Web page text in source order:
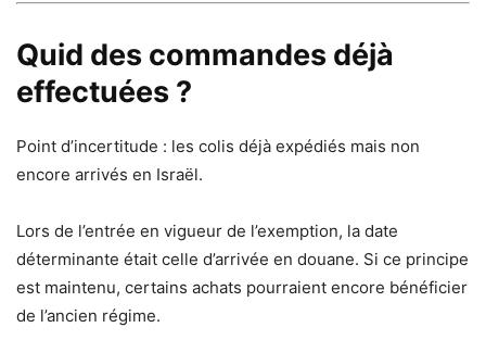
Quid des commandes déjà
effectuées ?
Point d’incertitude : les colis déjà expédiés mais non
encore arrivés en Israël.
Lors de l’entrée en vigueur de l’exemption, la date
déterminante était celle d’arrivée en douane. Si ce principe
est maintenu, certains achats pourraient encore bénéficier
de l’ancien régime.